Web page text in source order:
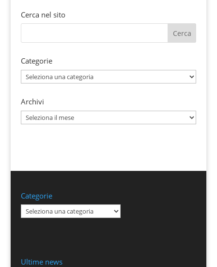
Cerca nel sito
Categorie
Categorie
Archivi
Archivi
Categorie
Categorie
Ultime news